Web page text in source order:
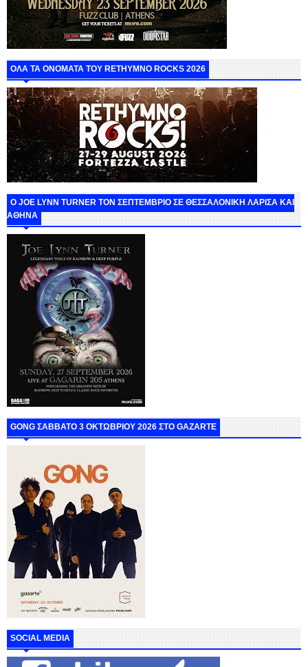
ΟΛΑ ΤΑ ΟΝΟΜΑΤΑ ΤΟΥ RETHYMNO ROCKS 2026
O JOE LYNN TURNER ΤΟΝ ΣΕΠΤΕΜΒΡΙΟ ΣΕ ΘΕΣΣΑΛΟΝΙΚΗ ΛΑΡΙΣΑ ΚΑΙ
ΑΘΗΝΑ
GONG ΣΑΒΒΑΤΟ 3 ΟΚΤΩΒΡΙΟΥ 2026 ΣΤΟ GAZARTE
SOCIAL MEDIA